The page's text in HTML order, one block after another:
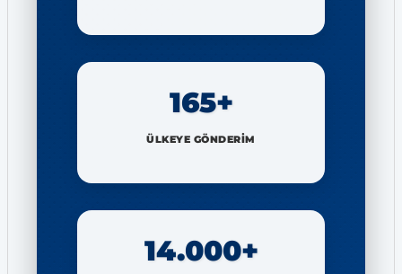
165+
ÜLKEYE GÖNDERİM
14.000+